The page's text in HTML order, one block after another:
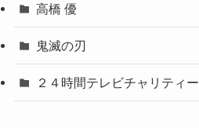
高橋 優
鬼滅の刃
２４時間テレビチャリティー